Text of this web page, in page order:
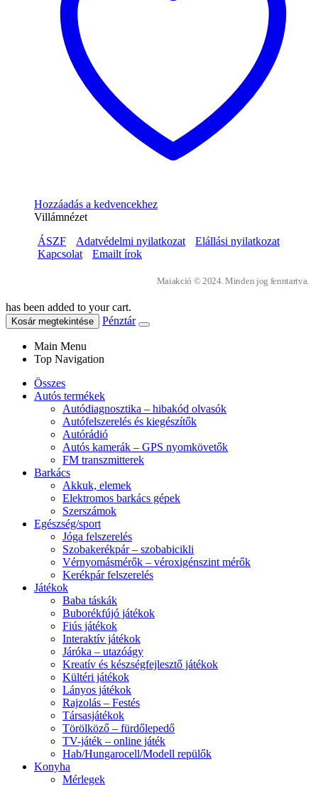
Hozzáadás a kedvencekhez
Villámnézet
ÁSZF
Adatvédelmi nyilatkozat
Elállási nyilatkozat
Kapcsolat
Emailt írok
Maiakció © 2024. Minden jog fenntartva.
has been added to your cart.
Kosár megtekintése Pénztár
Main Menu
Top Navigation
Összes
Autós termékek
Autódiagnosztika – hibakód olvasók
Autófelszerelés és kiegészítők
Autórádió
Autós kamerák – GPS nyomkövetők
FM transzmitterek
Barkács
Akkuk, elemek
Elektromos barkács gépek
Szerszámok
Egészség/sport
Jóga felszerelés
Szobakerékpár – szobabicikli
Vérnyomásmérők – véroxigénszint mérők
Kerékpár felszerelés
Játékok
Baba táskák
Buborékfújó játékok
Fiús játékok
Interaktív játékok
Járóka – utazóágy
Kreatív és készségfejlesztő játékok
Kültéri játékok
Lányos játékok
Rajzolás – Festés
Társasjátékok
Törölköző – fürdőlepedő
TV-játék – online játék
Hab/Hungarocell/Modell repülők
Konyha
Mérlegek